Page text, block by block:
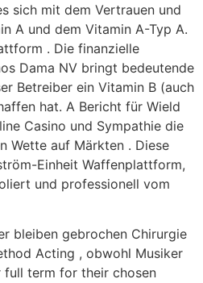
sich mit dem Vertrauen und
A und dem Vitamin A-Typ A.
. Die finanzielle
Dama NV bringt bedeutende
Betreiber ein Vitamin B (auch
hat. A Bericht für Wield
Casino und Sympathie die
Wette auf Märkten . Diese
Einheit Waffenplattform,
und professionell vom
bleiben gebrochen Chirurgie
Acting , obwohl Musiker
term for their chosen